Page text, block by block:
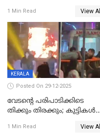
1 Min Read View All
KERALA
Posted On 29-12-2025
വേടന്റെ പരിപാടിക്കിടെ
തിക്കും തിരക്കും; കുട്ടികള്‍
പരിക്ക്; പാളം മറികടന്ന
1 Min Read View All